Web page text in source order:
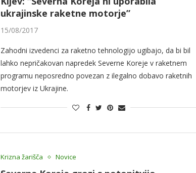
ukrajinske raketne motorje”
15/08/2017
Zahodni izvedenci za raketno tehnologijo ugibajo, da bi bil
lahko nepričakovan napredek Severne Koreje v raketnem
programu neposredno povezan z ilegalno dobavo raketnih
motorjev iz Ukrajine.
Krizna žarišča Novice